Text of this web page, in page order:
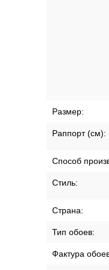
Размер:
Раппорт (см):
Способ
Стиль:
Страна:
Тип обоев:
Фактура